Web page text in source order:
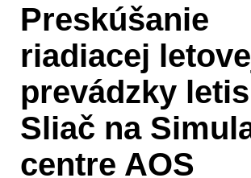
Preskúšanie
riadiacej
prevádzky
Sliač na
centre AOS